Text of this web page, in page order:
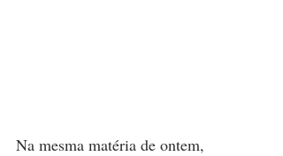
Na mesma matéria de ontem,